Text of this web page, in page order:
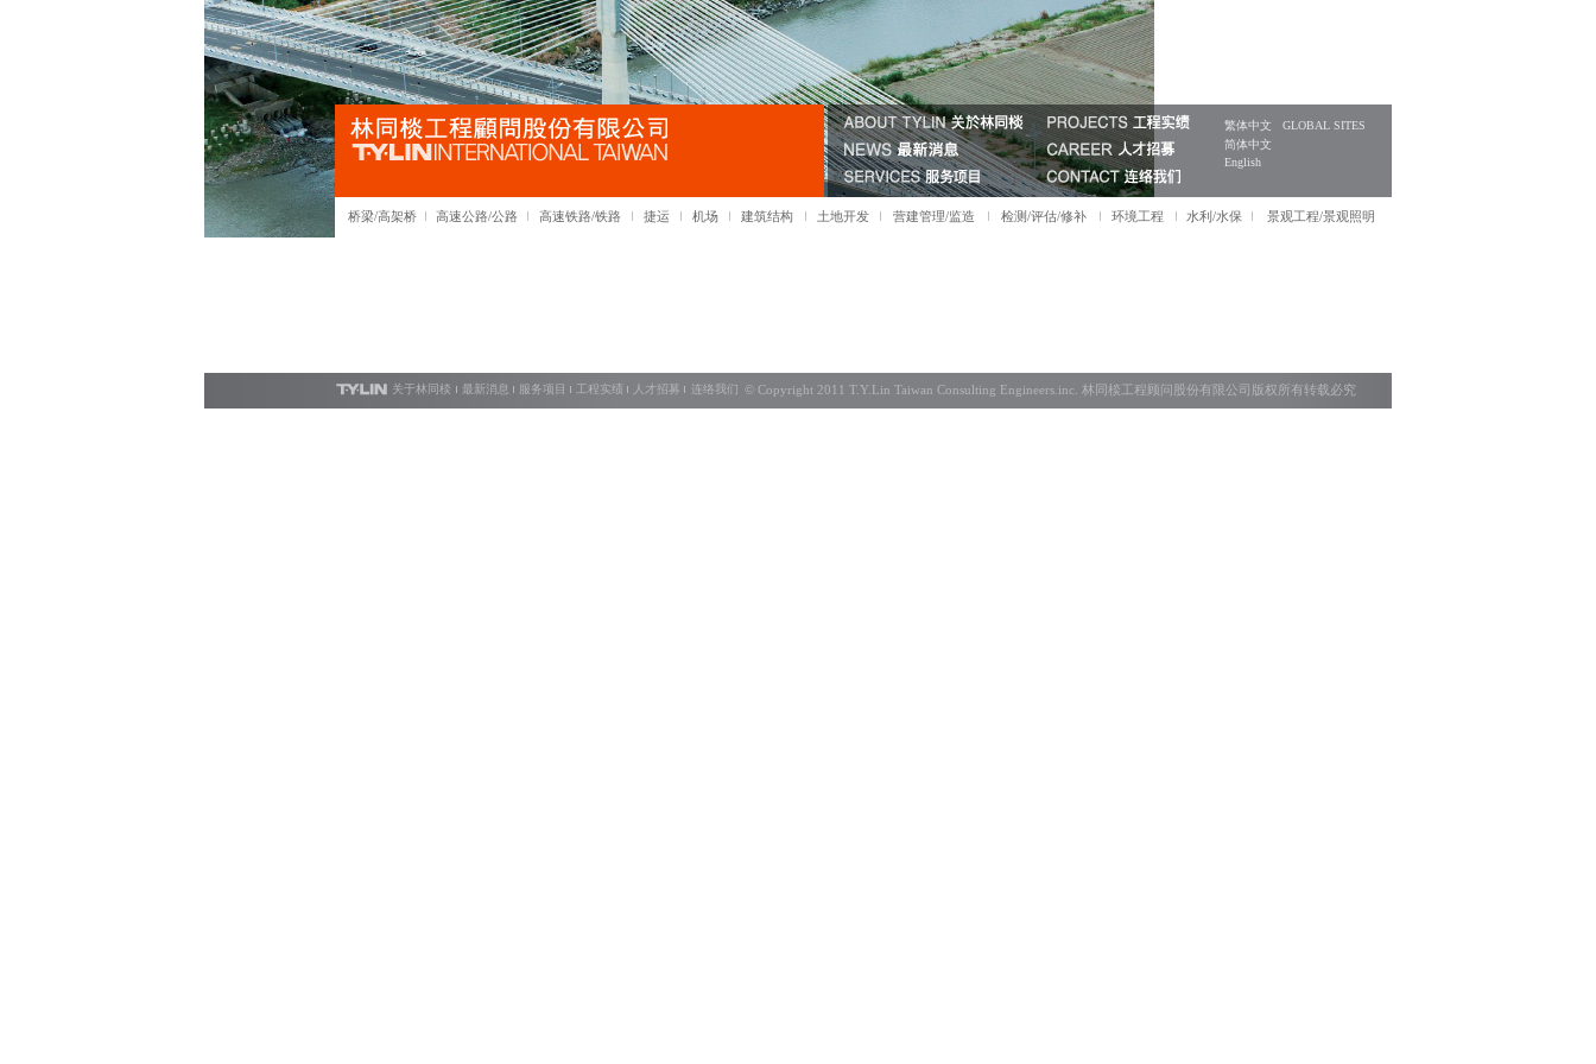
繁体中文
GLOBAL SITES
简体中文
English
桥梁/高架桥 高速公路/公路 高速铁路/铁路 捷运 机场 建筑结构 土地开发 营建管理/监造 检测/评估/修补 环境工程 水利/水保 景观工程/景观照明
关于林同棪 最新消息 服务项目 工程实绩 人才招募 连络我们 © Copyright 2011 T.Y.Lin Taiwan Consulting Engineers.inc. 林同棪工程顾问股份有限公司版权所有转载必究